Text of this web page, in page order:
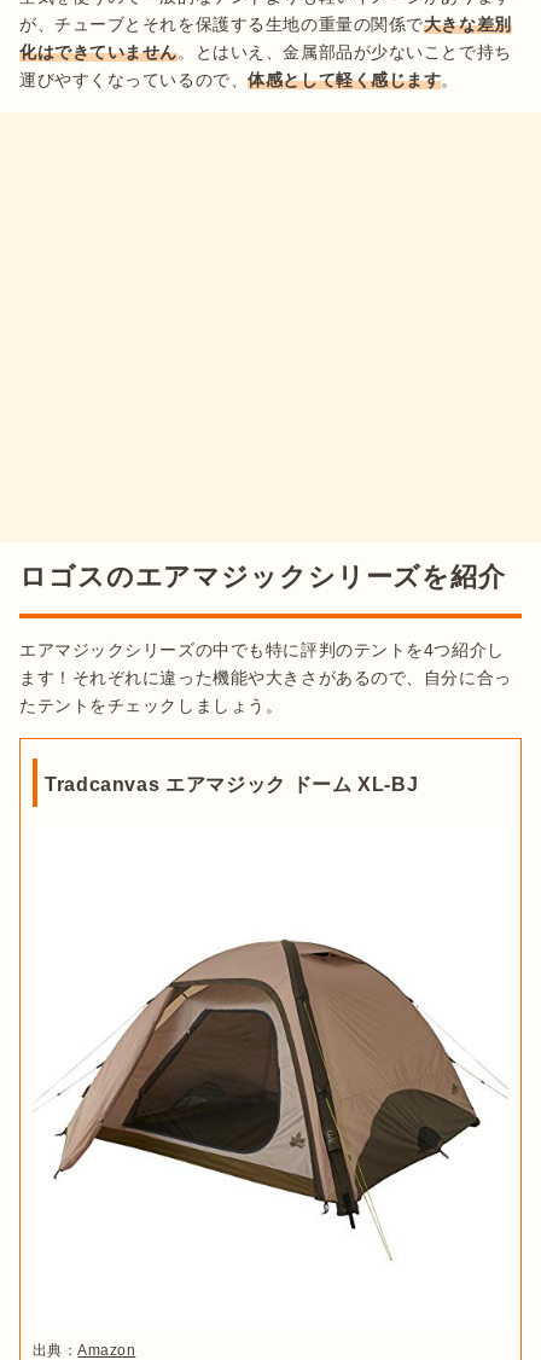
が、チューブとそれを保護する生地の重量の関係で大きな差別
化はできていません。とはいえ、金属部品が少ないことで持ち
運びやすくなっているので、体感として軽く感じます。
ロゴスのエアマジックシリーズを紹介
エアマジックシリーズの中でも特に評判のテントを4つ紹介し
ます！それぞれに違った機能や大きさがあるので、自分に合っ
たテントをチェックしましょう。
Tradcanvas エアマジック ドーム XL-BJ
出典：Amazon